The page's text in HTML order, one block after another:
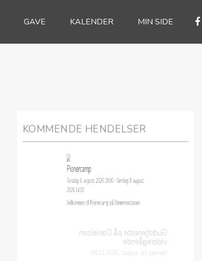
GAVE KALENDER MIN SIDE
KOMMENDE HENDELSER
Pionercamp
Torsdag 6. august, 2026 18:00 - Søndag 9. august,
Velkommen til Pionercamp på Stemmnestaden
videregående
Velkommen til gudstjeneste.